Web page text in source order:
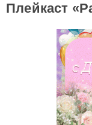
Плейкаст